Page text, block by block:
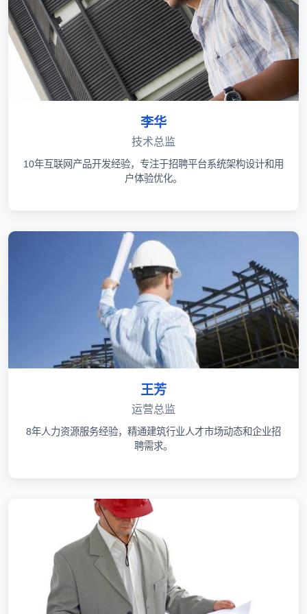
李华
技术总监
10年互联网产品开发经验，专注于招聘平台系统架构设计和用
户体验优化。
王芳
运营总监
8年人力资源服务经验，精通建筑行业人才市场动态和企业招
聘需求。